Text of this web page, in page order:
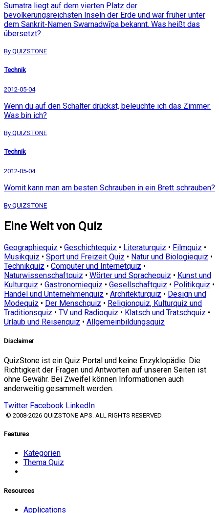
Sumatra liegt auf dem vierten Platz der
bevölkerungsreichsten Inseln der Erde und war früher unter
dem Sankrit-Namen Swarnadwīpa bekannt. Was heißt das
übersetzt?
By QUIZSTONE
Technik
2012-05-04
Wenn du auf den Schalter drückst, beleuchte ich das Zimmer.
Was bin ich?
By QUIZSTONE
Technik
2012-05-04
Womit kann man am besten Schrauben in ein Brett schrauben?
By QUIZSTONE
Eine Welt von Quiz
Geographiequiz • Geschichtequiz • Literaturquiz • Filmquiz •
Musikquiz • Sport und Freizeit Quiz • Natur und Biologiequiz •
Technikquiz • Computer und Internetquiz •
Naturwissenschaftquiz • Wörter und Sprachequiz • Kunst und
Kulturquiz • Gastronomiequiz • Gesellschaftquiz • Politikquiz •
Handel und Unternehmenquiz • Architekturquiz • Design und
Modequiz • Der Menschquiz • Religionquiz, Kulturquiz und
Traditionsquiz • TV und Radioquiz • Klatsch und Tratschquiz •
Urlaub und Reisenquiz • Allgemeinbildungsquiz
Disclaimer
QuizStone ist ein Quiz Portal und keine Enzyklopädie. Die
Richtigkeit der Fragen und Antworten auf unseren Seiten ist
ohne Gewähr. Bei Zweifel können Informationen auch
anderweitig gesammelt werden.
Twitter Facebook LinkedIn
© 2008-2026 QUIZSTONE APS. ALL RIGHTS RESERVED.
Features
Kategorien
Thema Quiz
Resources
Applications